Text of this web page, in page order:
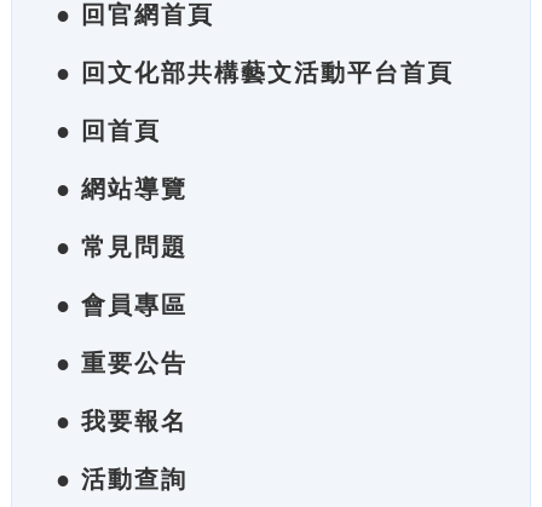
● 回官網首頁
● 回文化部共構藝文活動平台首頁
● 回首頁
● 網站導覽
● 常見問題
● 會員專區
● 重要公告
● 我要報名
● 活動查詢